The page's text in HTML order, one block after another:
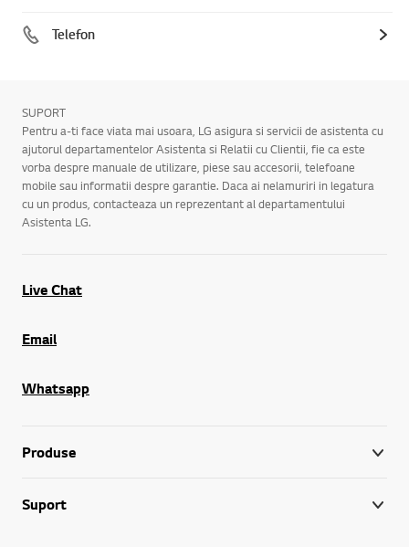
Telefon
SUPORT
Pentru a-ti face viata mai usoara, LG asigura si servicii de asistenta cu
ajutorul departamentelor Asistenta si Relatii cu Clientii, fie ca este
vorba despre manuale de utilizare, piese sau accesorii, telefoane
mobile sau informatii despre garantie. Daca ai nelamuriri in legatura
cu un produs, contacteaza un reprezentant al departamentului
Asistenta LG.
Live Chat
Email
Whatsapp
Produse
Suport